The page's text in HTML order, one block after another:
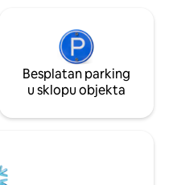
Besplatan parking
u sklopu objekta